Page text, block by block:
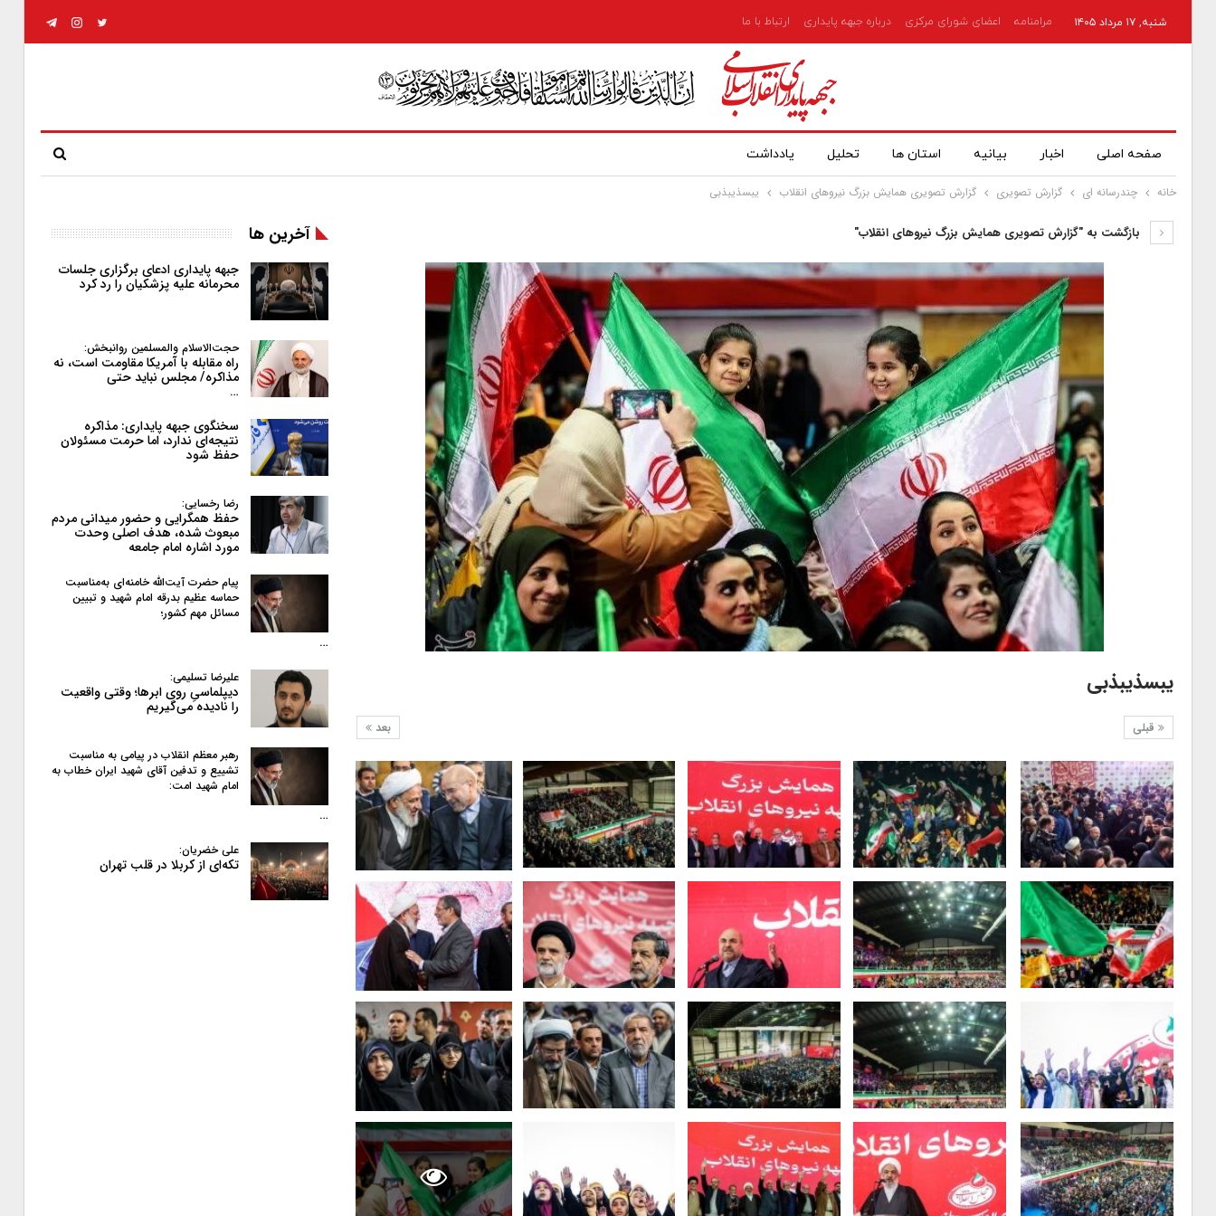
شنبه, ۱۷ مرداد ۱۴۰۵ مرامنامه اعضای شورای مرکزی درباره جبهه پایداری ارتباط با ما
صفحه اصلی اخبار بیانیه استان ها تحلیل یادداشت
خانه چندرسانه ای گزارش تصویری گزارش تصویری همایش بزرگ نیروهای انقلاب یبسذیبذبی
بازگشت به "گزارش تصویری همایش بزرگ نیروهای انقلاب"
یبسذیبذبی
بعد قبلی
آخرین ها
جبهه پایداری ادعای برگزاری جلسات
محرمانه علیه پزشکیان را رد کرد
حجت‌الاسلام والمسلمین روانبخش:
راه مقابله با آمریکا مقاومت است، نه
مذاکره/ مجلس نباید حتی
…
سخنگوی جبهه پایداری: مذاکره
نتیجه‌ای ندارد، اما حرمت مسئولان
حفظ شود
رضا رخسایی:
حفظ همگرایی و حضور میدانی مردم
مبعوث شده، هدف اصلی وحدت
مورد اشاره امام جامعه
پیام حضرت آیت‌الله خامنه‌ای به‌مناسبت
حماسه عظیم بدرقه امام شهید و تبیین
مسائل مهم کشور؛
…
علیرضا تسلیمی:
دیپلماسیِ روی ابرها؛ وقتی واقعیت
را نادیده می‌گیریم
رهبر معظم انقلاب در پیامی به‌ مناسبت
تشییع و تدفین آقای شهید ایران خطاب به
امام شهید امت:
…
علی خضریان:
تکه‌ای از کربلا در قلب تهران